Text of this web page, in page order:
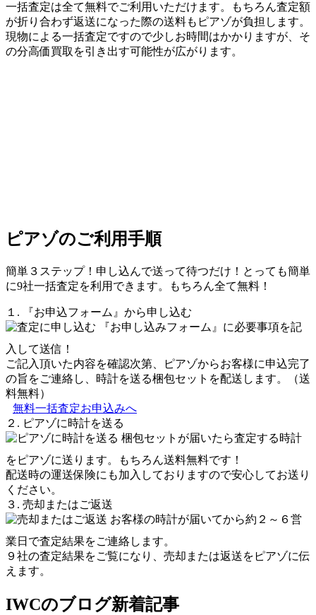
一括査定は全て無料でご利用いただけます。もちろん査定額
が折り合わず返送になった際の送料もピアゾが負担します。
現物による一括査定ですので少しお時間はかかりますが、そ
の分高価買取を引き出す可能性が広がります。
ピアゾのご利用手順
簡単３ステップ！申し込んで送って待つだけ！とっても簡単
に9社一括査定を利用できます。もちろん全て無料！
１. 『お申込フォーム』から申し込む
『お申し込みフォーム』に必要事項を記
入して送信！
ご記入頂いた内容を確認次第、ピアゾからお客様に申込完了
の旨をご連絡し、時計を送る梱包セットを配送します。（送
料無料）
無料一括査定お申込みへ
２. ピアゾに時計を送る
梱包セットが届いたら査定する時計
をピアゾに送ります。もちろん送料無料です！
配送時の運送保険にも加入しておりますので安心してお送り
ください。
３. 売却またはご返送
お客様の時計が届いてから約２～６営
業日で査定結果をご連絡します。
９社の査定結果をご覧になり、売却または返送をピアゾに伝
えます。
IWCのブログ新着記事